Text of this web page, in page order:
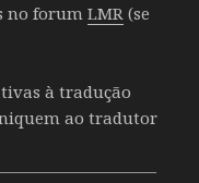
no forumLMR (se
à tradução
ao tradutor